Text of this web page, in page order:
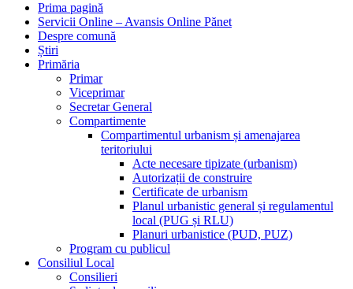
Prima pagină
Servicii Online – Avansis Online Pănet
Despre comună
Știri
Primăria
Primar
Viceprimar
Secretar General
Compartimente
Compartimentul urbanism și amenajarea
teritoriului
Acte necesare tipizate (urbanism)
Autorizații de construire
Certificate de urbanism
Planul urbanistic general și regulamentul
local (PUG și RLU)
Planuri urbanistice (PUD, PUZ)
Program cu publicul
Consiliul Local
Consilieri